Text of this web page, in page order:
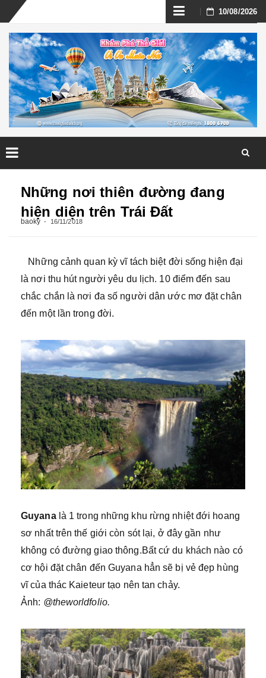
Skip
to
content
10/08/2026
Những nơi thiên đường đang
hiện diện trên Trái Đất
baoky 16/11/2018
Những cảnh quan kỳ vĩ tách biệt đời sống hiện đại
là nơi thu hút người yêu du lịch. 10 điểm đến sau
chắc chắn là nơi đa số người dân ước mơ đặt chân
đến một lần trong đời.
Guyanalà 1 trong những khu rừng nhiệt đới hoang
sơ nhất trên thế giới còn sót lại, ở đây gần như
không có đường giao thông.Bất cứ du khách nào có
cơ hội đặt chân đến Guyana hẳn sẽ bị vẻ đẹp hùng
vĩ của thác Kaieteur tạo nên tan chảy.
Ảnh: @theworldfolio.